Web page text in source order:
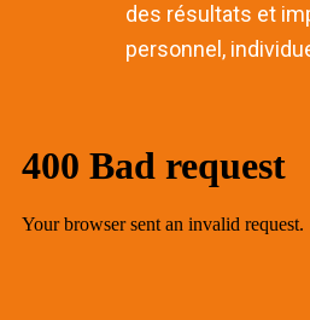
des résultats et
personnel,